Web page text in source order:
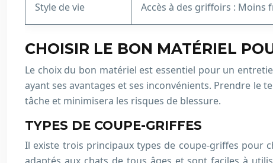
Style de vie Accès à des griffoirs : Moins
CHOISIR LE BON MATÉRIEL
Le choix du bon matériel est essentiel pour un
ayant ses avantages et ses inconvénients. Prendre le
tâche et minimisera les risques de blessure.
TYPES DE COUPE-GRIFFES
Il existe trois principaux types de coupe-griffes pour